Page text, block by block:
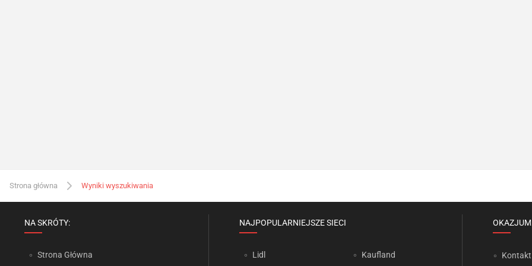
Strona główna Wyniki wyszukiwania
NA SKRÓTY:
Strona Główna
NAJPOPULARNIEJSZE SIECI
Lidl Kaufland Kontakt